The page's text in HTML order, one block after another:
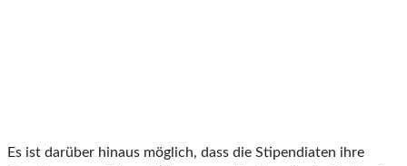
Es ist darüber hinaus möglich, dass die Stipendiaten ihre